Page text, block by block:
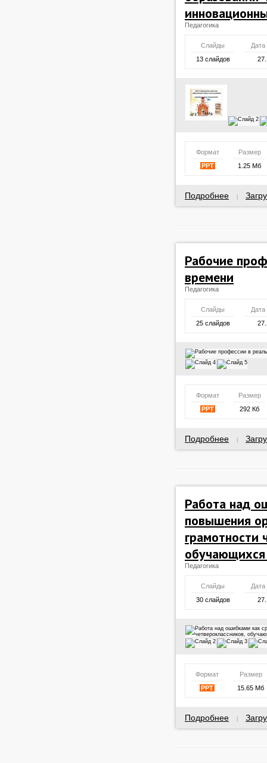
Педагогика
Слайды
Дата
13 слайдов
Формат
Размер
PPT
1.25 Мб
Подробнее
Рабочие
времени
Педагогика
Слайды
Дата
25 слайдов
Формат
Размер
PPT
292 Кб
Подробнее
Работа над
повышения
грамотности
Педагогика
Слайды
Дата
30 слайдов
Формат
Размер
PPT
15.65 Мб
Подробнее